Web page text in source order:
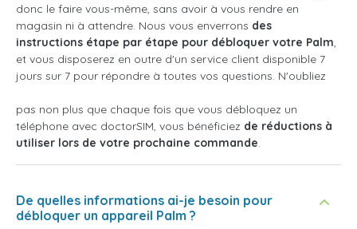
donc le faire vous-même, sans avoir à vous rendre en
magasin ni à attendre. Nous vous enverrons des
instructions étape par étape pour débloquer votre Palm,
et vous disposerez en outre d'un service client disponible 7
jours sur 7 pour répondre à toutes vos questions. N'oubliez
pas non plus que chaque fois que vous débloquez un
téléphone avec doctorSIM, vous bénéficiez de réductions à
utiliser lors de votre prochaine commande.
De quelles informations ai-je besoin pour
débloquer un appareil Palm ?